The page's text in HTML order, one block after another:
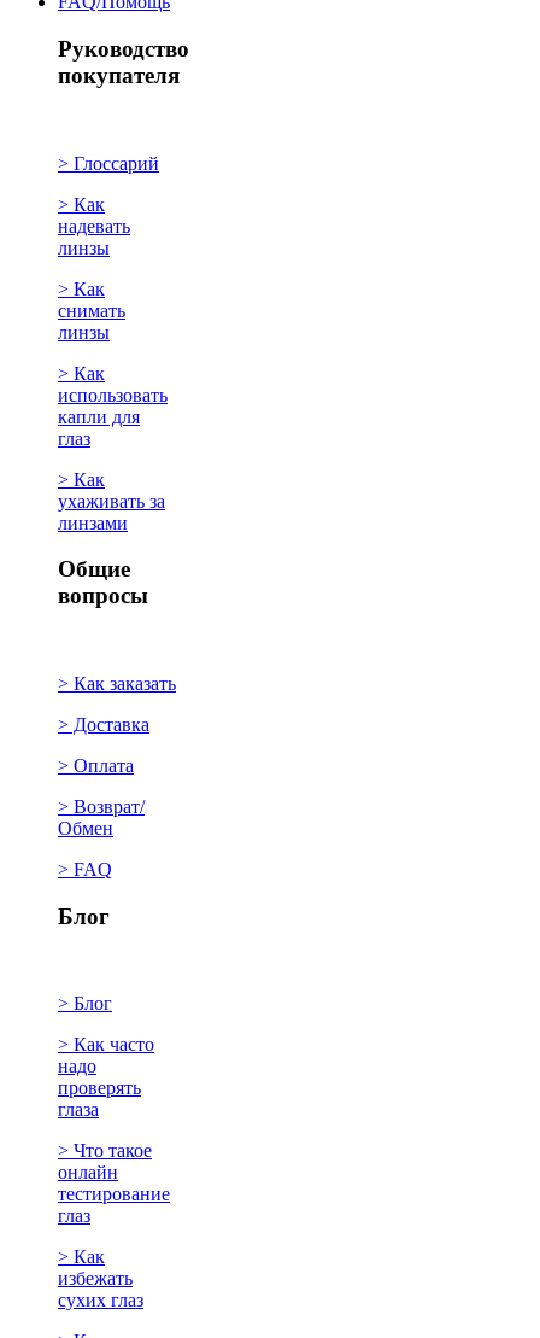
Руководство
покупателя
> Глоссарий
> Как
надевать
линзы
> Как
снимать
линзы
> Как
использовать
капли для
глаз
> Как
ухаживать за
линзами
Общие
вопросы
> Как заказать
> Доставка
> Оплата
> Возврат/
Обмен
> FAQ
Блог
> Блог
> Как часто
надо
проверять
глаза
> Что такое
онлайн
тестирование
глаз
> Как
избежать
сухих глаз